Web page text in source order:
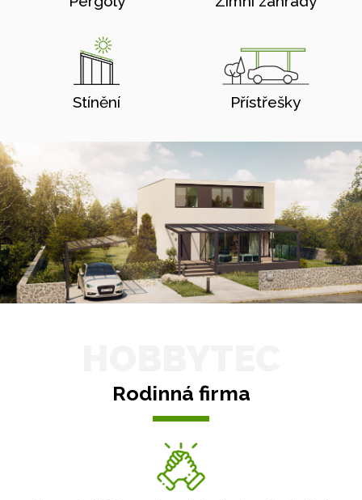
Stínění Přístřešky
Rodinná firma